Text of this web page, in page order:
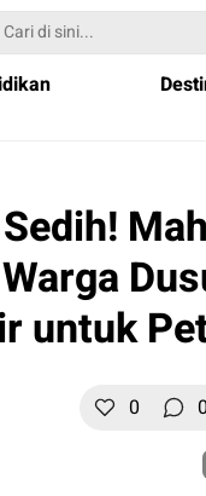
untuk
0 0